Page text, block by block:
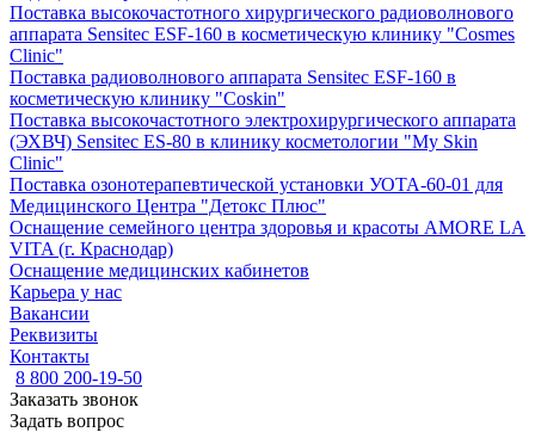
Поставка высокочастотного хирургического радиоволнового
аппарата Sensitec ESF-160 в косметическую клинику "Cosmes
Clinic"
Поставка радиоволнового аппарата Sensitec ESF-160 в
косметическую клинику "Coskin"
Поставка высокочастотного электрохирургического аппарата
(ЭХВЧ) Sensitec ES-80 в клинику косметологии "My Skin
Clinic"
Поставка озонотерапевтической установки УОТА-60-01 для
Медицинского Центра "Детокс Плюс"
Оснащение семейного центра здоровья и красоты AMORE LA
VITA (г. Краснодар)
Оснащение медицинских кабинетов
Карьера у нас
Вакансии
Реквизиты
Контакты
8 800 200-19-50
Заказать звонок
Задать вопрос